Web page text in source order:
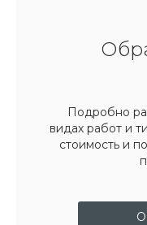
Подробно
видах работ и
стоимость и